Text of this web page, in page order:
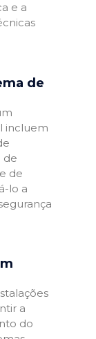
e a
de
incluem
de
de
lo a
a
do